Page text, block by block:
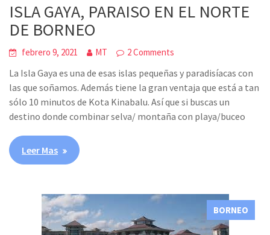
ISLA GAYA, PARAISO EN EL NORTE
DE BORNEO
febrero 9, 2021 MT 2 Comments
La Isla Gaya es una de esas islas pequeñas y paradisíacas con
las que soñamos. Además tiene la gran ventaja que está a tan
sólo 10 minutos de Kota Kinabalu. Así que si buscas un
destino donde combinar selva/ montaña con playa/buceo
Leer Mas
BORNEO